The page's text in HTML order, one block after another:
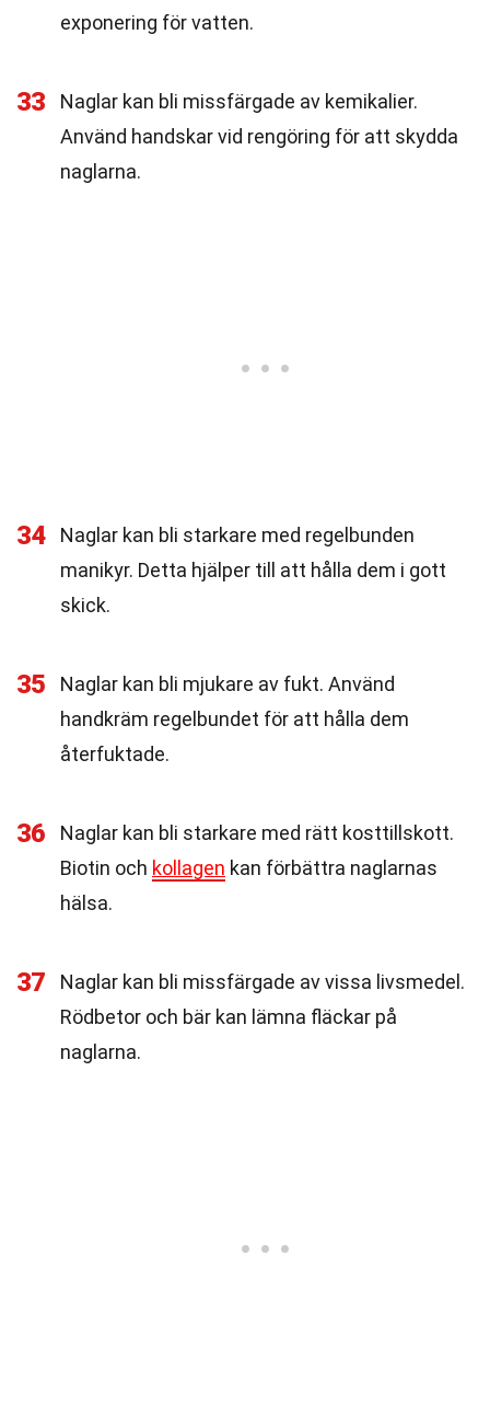
exponering för vatten.
33
Naglar kan bli missfärgade av kemikalier.
Använd handskar vid rengöring för att skydda
naglarna.
34
Naglar kan bli starkare med regelbunden
manikyr. Detta hjälper till att hålla dem i gott
skick.
35
Naglar kan bli mjukare av fukt. Använd
handkräm regelbundet för att hålla dem
återfuktade.
36
Naglar kan bli starkare med rätt kosttillskott.
Biotin och kollagen kan förbättra naglarnas
hälsa.
37
Naglar kan bli missfärgade av vissa livsmedel.
Rödbetor och bär kan lämna fläckar på
naglarna.